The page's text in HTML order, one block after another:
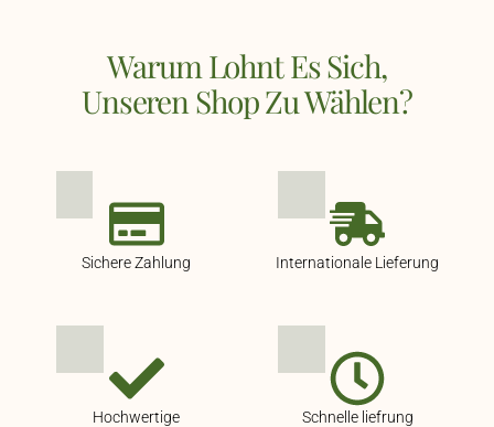
Warum Lohnt Es Sich,
Unseren Shop Zu Wählen?
Sichere Zahlung Internationale Lieferung
Hochwertige
Schnelle liefrung